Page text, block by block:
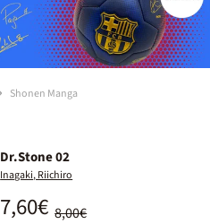
Shonen Manga
Dr.Stone 02
Inagaki, Riichiro
8,00€
7,60€